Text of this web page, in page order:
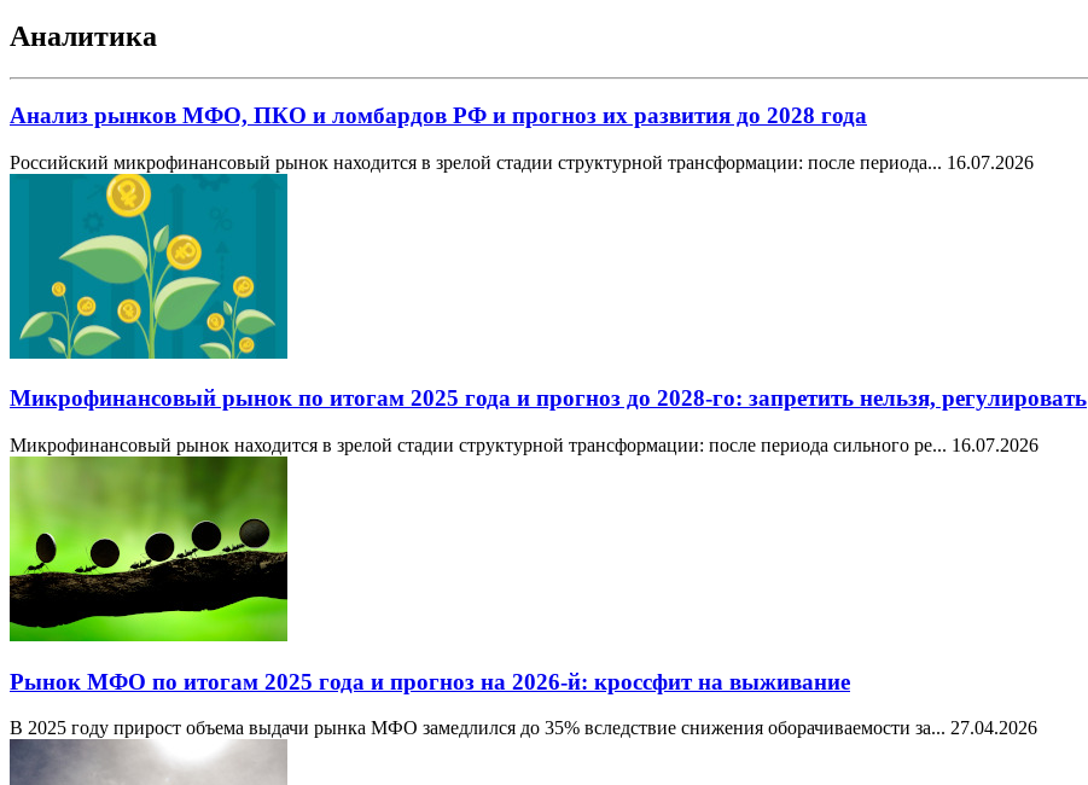
Аналитика
Анализ рынков МФО, ПКО и ломбардов РФ и прогноз их развития до 2028 года
Российский микрофинансовый рынок находится в зрелой стадии структурной трансформации: после периода... 16.07.2026
Микрофинансовый рынок по итогам 2025 года и прогноз до 2028-го: запретить нельзя, регулировать
Микрофинансовый рынок находится в зрелой стадии структурной трансформации: после периода сильного ре... 16.07.2026
Рынок МФО по итогам 2025 года и прогноз на 2026-й: кроссфит на выживание
В 2025 году прирост объема выдачи рынка МФО замедлился до 35% вследствие снижения оборачиваемости за... 27.04.2026